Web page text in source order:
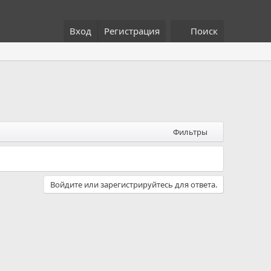
Вход Регистрация Поиск
Фильтры
Войдите или зарегистрируйтесь для ответа.